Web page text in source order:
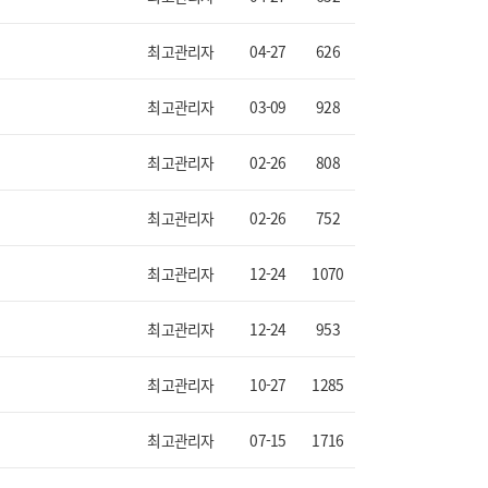
최고관리자 04-27 626
최고관리자 03-09 928
최고관리자 02-26 808
최고관리자 02-26 752
최고관리자 12-24 1070
최고관리자 12-24 953
최고관리자 10-27 1285
최고관리자 07-15 1716